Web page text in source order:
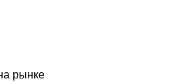
рынке